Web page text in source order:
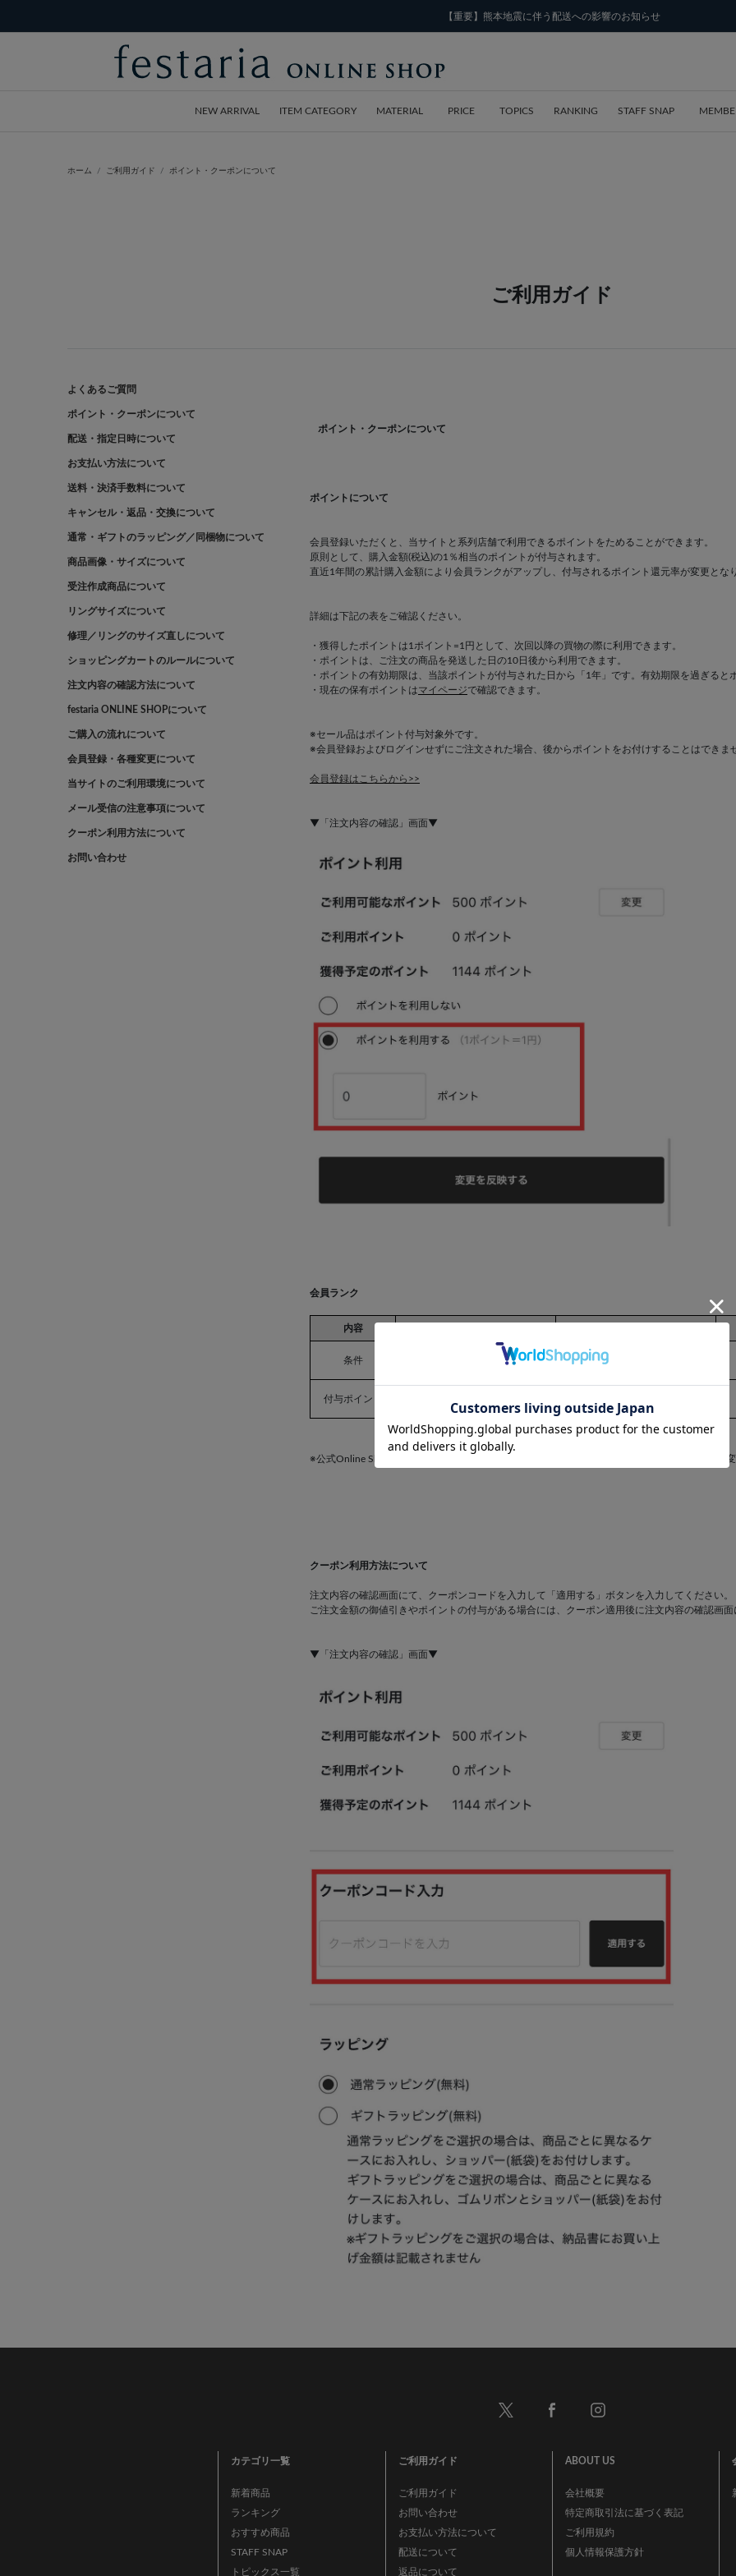
【重要】熊本地震に伴う配送への影響のお知らせ
NEW ARRIVAL ITEM CATEGORY MATERIAL PRICE TOPICS RANKING STAFF SNAP
ホーム ご利用ガイド ポイント・クーポンについて
ご利用ガイド
ポイント・クーポンについて
ポイントについて
会員登録いただくと、当サイトと系列店舗で利用できるポイントをためることができます。
原則として、購入金額(税込)の1％相当のポイントが付与されます。
直近1年間の累計購入金額により会員ランクがアップし、付与されるポイント還元率が変更とな
詳細は下記の表をご確認ください。
・獲得したポイントは1ポイント=1円として、次回以降の買物の際に利用できます。
・ポイントは、ご注文の商品を発送した日の10日後から利用できます。
・ポイントの有効期限は、当該ポイントが付与された日から「1年」です。有効期限を過ぎる
・現在の保有ポイントはマイページで確認できます。
※セール品はポイント付与対象外です。
※会員登録およびログインせずにご注文された場合、後からポイントをお付けすることはできま
会員登録はこちらから>>
▼「注文内容の確認」画面▼
会員ランク
内容
条件
累計お買い上げ金額
100万円（税込）以上
累計お買い上げ金額
50万円（税込）以上
付与ポイント
5％のポイント付与
3％のポイント付与
※公式Online Shopおよび系列店舗での直近１年間の累計お買い上げ金額に応じて、ステージが
クーポン利用方法について
注文内容の確認画面にて、クーポンコードを入力して「適用する」ボタンを入力してください。
ご注文金額の御値引きやポイントの付与がある場合には、クーポン適用後に注文内容の確認画
▼「注文内容の確認」画面▼
よくあるご質問
ポイント・クーポンについて
配送・指定日時について
お支払い方法について
送料・決済手数料について
キャンセル・返品・交換について
通常・ギフトのラッピング／同梱物について
商品画像・サイズについて
受注作成商品について
リングサイズについて
修理／リングのサイズ直しについて
ショッピングカートのルールについて
注文内容の確認方法について
festaria ONLINE SHOPについて
ご購入の流れについて
会員登録・各種変更について
当サイトのご利用環境について
メール受信の注意事項について
クーポン利用方法について
お問い合わせ
カテゴリ一覧
新着商品
ランキング
おすすめ商品
STAFF SNAP
トピックス一覧
ご利用ガイド
ご利用ガイド
お問い合わせ
お支払い方法について
配送について
返品について
ABOUT US
会社概要
特定商取引法に基づく表記
ご利用規約
個人情報保護方針